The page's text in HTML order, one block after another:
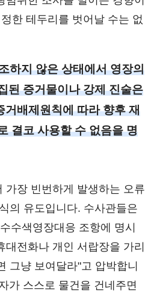
한 테두리를 벗어날 수는 없
하지 않은 상태에서 영장의
된 증거물이나 강제 진술은
거배제원칙에 따라 향후 재
결코 사용할 수 없음을 명
가장 빈번하게 발생하는 오류
의 유도입니다. 수사관들은
수색영장대응 조항에 명시
대전화나 개인 서랍장을 가리
그냥 보여달라"고 압박합니
가 스스로 물건을 건네주면